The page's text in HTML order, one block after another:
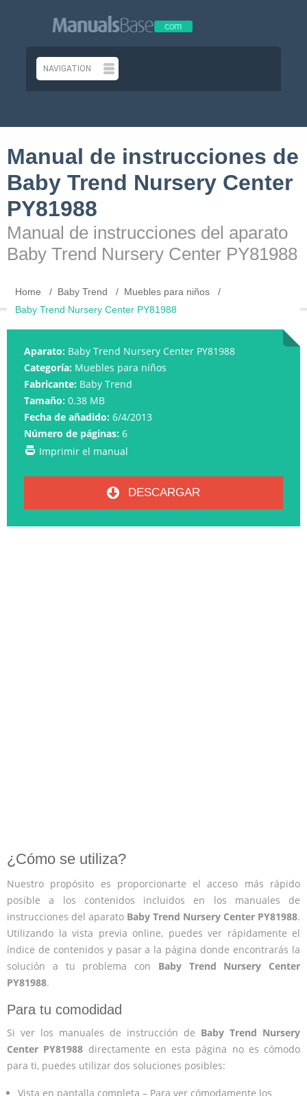
Manual de instrucciones de
Baby Trend Nursery Center
PY81988
Manual de instrucciones del aparato
Baby Trend Nursery Center PY81988
Home Baby Trend
Muebles para niños
Baby Trend Nursery Center PY81988
Aparato: Baby Trend Nursery Center PY81988
Categoría: Muebles para niños
Fabricante: Baby Trend
Tamaño: 0.38 MB
Fecha de añadido: 6/4/2013
Número de páginas: 6
Imprimir el manual
DESCARGAR
¿Cómo se utiliza?
Nuestro propósito es proporcionarte el acceso más rápido
posible a los contenidos incluidos en los manuales de
instrucciones del aparato Baby Trend Nursery Center PY81988.
Utilizando la vista previa online, puedes ver rápidamente el
índice de contenidos y pasar a la página donde encontrarás la
solución a tu problema con Baby Trend Nursery Center
PY81988.
Para tu comodidad
Si ver los manuales de instrucción de Baby Trend Nursery
Center PY81988 directamente en esta página no es cómodo
para ti, puedes utilizar dos soluciones posibles:
Vista en pantalla completa – Para ver cómodamente los